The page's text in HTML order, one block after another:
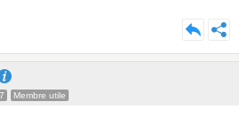
Membre utile